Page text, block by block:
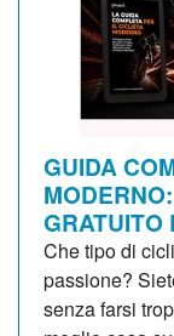
GUIDA
GRATUITO
Che tipo di
passione?
senza farsi